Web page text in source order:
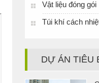
Vật liệu đóng gói
Túi khí cách
DỰ ÁN TIÊU